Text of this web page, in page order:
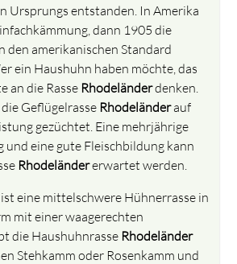
Ursprungs entstanden. In Amerika
dann 1905 die
den amerikanischen Standard
ein Haushuhn haben möchte, das
an die Rasse Rhodeländerdenken.
Geflügelrasse Rhodeländerauf
gezüchtet. Eine mehrjährige
und eine gute Fleischbildung kann
Rhodeländererwartet werden.
eine mittelschwere Hühnerrasse in
mit einer waagerechten
die Haushuhnrasse Rhodeländer
Stehkamm oder Rosenkamm und